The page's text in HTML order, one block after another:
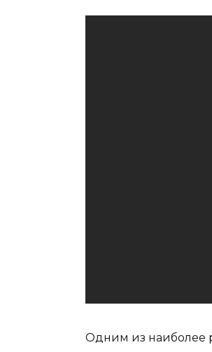
Одним из наиболее